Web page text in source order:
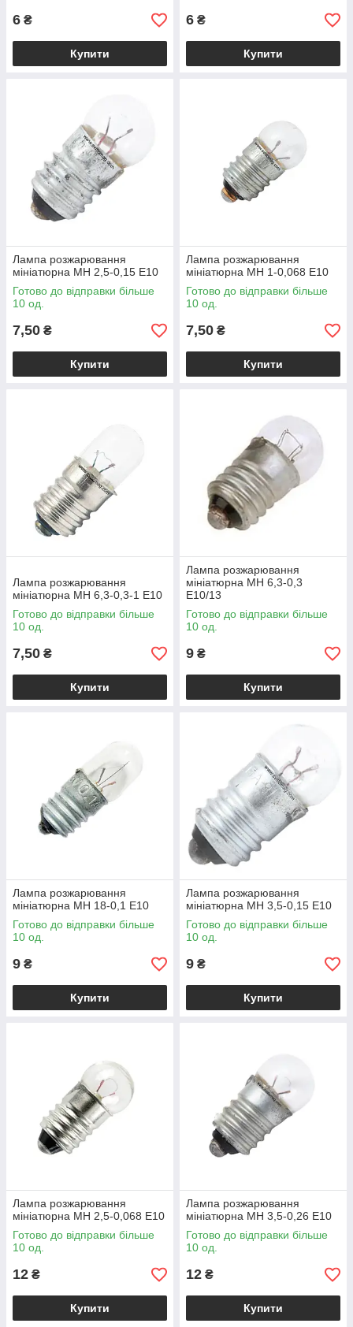
6 ₴
Купити
6 ₴
Купити
Лампа розжарювання
мініатюрна МН 2,5-0,15 Е10
Готово до відправки більше
10 од.
7,50 ₴
Купити
Лампа розжарювання
мініатюрна МН 1-0,068 Е10
Готово до відправки більше
10 од.
7,50 ₴
Купити
Лампа розжарювання
мініатюрна МН 6,3-0,3-1 Е10
Готово до відправки більше
10 од.
7,50 ₴
Купити
Лампа розжарювання
мініатюрна МН 6,3-0,3
Е10/13
Готово до відправки більше
10 од.
9 ₴
Купити
Лампа розжарювання
мініатюрна МН 18-0,1 Е10
Готово до відправки більше
10 од.
9 ₴
Купити
Лампа розжарювання
мініатюрна МН 3,5-0,15 Е10
Готово до відправки більше
10 од.
9 ₴
Купити
Лампа розжарювання
мініатюрна МН 2,5-0,068 Е10
Готово до відправки більше
10 од.
12 ₴
Купити
Лампа розжарювання
мініатюрна МН 3,5-0,26 Е10
Готово до відправки більше
10 од.
12 ₴
Купити